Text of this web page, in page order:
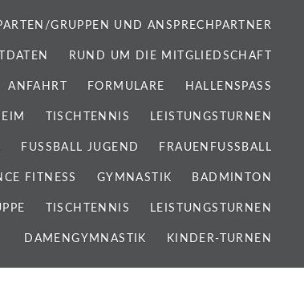
GRUPPEN UND ANSPRECHPARTNER
RUND UM DIE MITGLIEDSCHAFT
ANFAHRT FORMULARE HALLENSPASS
TISCHTENNIS LEISTUNGSTURNEN
FUSSBALL JUGEND FRAUENFUSSBALL
FITNESS GYMNASTIK BADMINTON
TISCHTENNIS LEISTUNGSTURNEN
DAMENGYMNASTIK KINDER-TURNEN